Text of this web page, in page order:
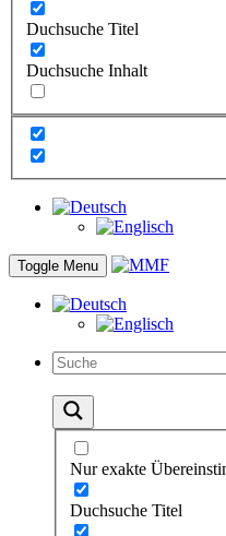
Duchsuche Titel
Duchsuche Inhalt
Toggle Menu
Nur exakte
Duchsuche Titel